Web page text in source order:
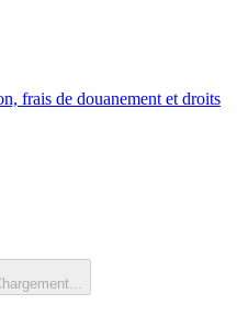
frais de douanement et droits